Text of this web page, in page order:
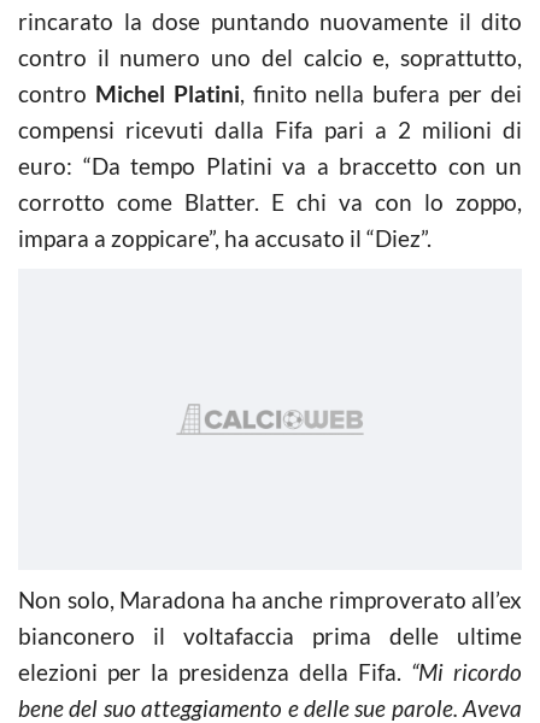
rincarato la dose puntando nuovamente il dito
contro il numero uno del calcio e, soprattutto,
contro Michel Platini, finito nella bufera per dei
compensi ricevuti dalla Fifa pari a 2 milioni di
euro: “Da tempo Platini va a braccetto con un
corrotto come Blatter. E chi va con lo zoppo,
impara a zoppicare”, ha accusato il “Diez”.
Non solo, Maradona ha anche rimproverato all’ex
bianconero il voltafaccia prima delle ultime
elezioni per la presidenza della Fifa. “Mi ricordo
bene del suo atteggiamento e delle sue parole. Aveva